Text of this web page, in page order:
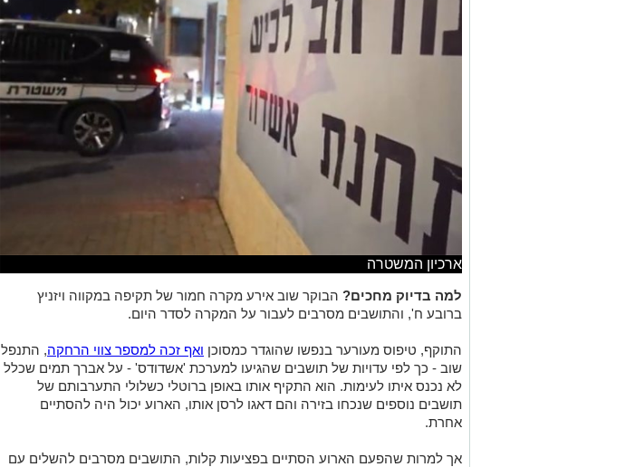
ארכיון המשטרה
למה בדיוק מחכים? הבוקר שוב אירע מקרה חמור של תקיפה במקווה ויזניץ
ברובע ח', והתושבים מסרבים לעבור על המקרה לסדר היום.
התוקף, טיפוס מעורער בנפשו שהוגדר כמסוכן ואף זכה למספר צווי הרחקה, התנפל
שוב - כך לפי עדויות של תושבים שהגיעו למערכת 'אשדודס' - על אברך תמים שכלל
לא נכנס איתו לעימות. הוא התקיף אותו באופן ברוטלי כשלולי התערבותם של
תושבים נוספים שנכחו בזירה והם דאגו לרסן אותו, הארוע יכול היה להסתיים
אחרת.
אך למרות שהפעם הארוע הסתיים בפציעות קלות, התושבים מסרבים להשלים עם